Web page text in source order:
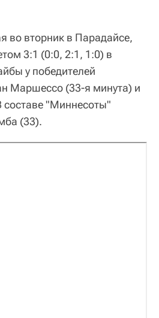
во вторник в Парадайсе,
3:1 (0:0, 2:1, 1:0) в
у победителей
Маршессо (33-я минута) и
составе "Миннесоты"
(33).